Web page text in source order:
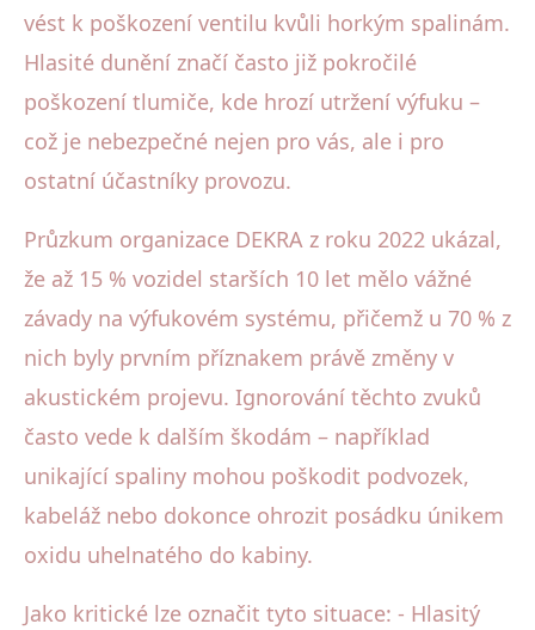
vést k poškození ventilu kvůli horkým spalinám.
Hlasité dunění značí často již pokročilé
poškození tlumiče, kde hrozí utržení výfuku –
což je nebezpečné nejen pro vás, ale i pro
ostatní účastníky provozu.
Průzkum organizace DEKRA z roku 2022 ukázal,
že až 15 % vozidel starších 10 let mělo vážné
závady na výfukovém systému, přičemž u 70 % z
nich byly prvním příznakem právě změny v
akustickém projevu. Ignorování těchto zvuků
často vede k dalším škodám – například
unikající spaliny mohou poškodit podvozek,
kabeláž nebo dokonce ohrozit posádku únikem
oxidu uhelnatého do kabiny.
Jako kritické lze označit tyto situace: - Hlasitý